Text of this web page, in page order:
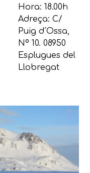
Hora: 18.00h
Adreça: C/
Puig d´Ossa,
Nº 10. 08950
Esplugues del
Llobregat